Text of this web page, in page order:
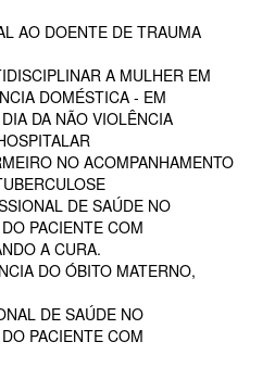
AO DOENTE DE TRAUMA
A MULHER EM
DOMÉSTICA - EM
DA NÃO VIOLÊNCIA
NO ACOMPANHAMENTO
DE SAÚDE NO
PACIENTE COM
A CURA.
DO ÓBITO MATERNO,
DE SAÚDE NO
PACIENTE COM